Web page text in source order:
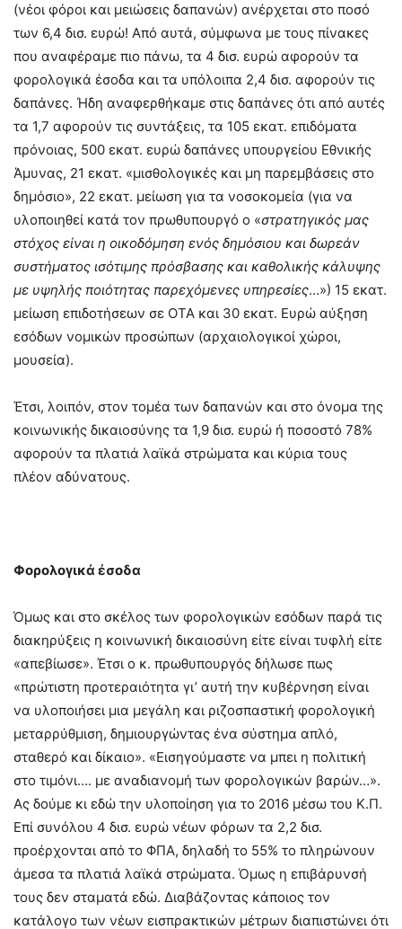
(νέοι φόροι και μειώσεις δαπανών) ανέρχεται στο ποσό
των 6,4 δισ. ευρώ! Από αυτά, σύμφωνα με τους πίνακες
που αναφέραμε πιο πάνω, τα 4 δισ. ευρώ αφορούν τα
φορολογικά έσοδα και τα υπόλοιπα 2,4 δισ. αφορούν τις
δαπάνες. Ήδη αναφερθήκαμε στις δαπάνες ότι από αυτές
τα 1,7 αφορούν τις συντάξεις, τα 105 εκατ. επιδόματα
πρόνοιας, 500 εκατ. ευρώ δαπάνες υπουργείου Εθνικής
Άμυνας, 21 εκατ. «μισθολογικές και μη παρεμβάσεις στο
δημόσιο», 22 εκατ. μείωση για τα νοσοκομεία (για να
υλοποιηθεί κατά τον πρωθυπουργό ο «στρατηγικός μας
στόχος είναι η οικοδόμηση ενός δημόσιου και δωρεάν
συστήματος ισότιμης πρόσβασης και καθολικής κάλυψης
με υψηλής ποιότητας παρεχόμενες υπηρεσίες…») 15 εκατ.
μείωση επιδοτήσεων σε ΟΤΑ και 30 εκατ. Ευρώ αύξηση
εσόδων νομικών προσώπων (αρχαιολογικοί χώροι,
μουσεία).
Έτσι, λοιπόν, στον τομέα των δαπανών και στο όνομα της
κοινωνικής δικαιοσύνης τα 1,9 δισ. ευρώ ή ποσοστό 78%
αφορούν τα πλατιά λαϊκά στρώματα και κύρια τους
πλέον αδύνατους.
Φορολογικά έσοδα
Όμως και στο σκέλος των φορολογικών εσόδων παρά τις
διακηρύξεις η κοινωνική δικαιοσύνη είτε είναι τυφλή είτε
«απεβίωσε». Έτσι ο κ. πρωθυπουργός δήλωσε πως
«πρώτιστη προτεραιότητα γι’ αυτή την κυβέρνηση είναι
να υλοποιήσει μια μεγάλη και ριζοσπαστική φορολογική
μεταρρύθμιση, δημιουργώντας ένα σύστημα απλό,
σταθερό και δίκαιο». «Εισηγούμαστε να μπει η πολιτική
στο τιμόνι…. με αναδιανομή των φορολογικών βαρών…».
Ας δούμε κι εδώ την υλοποίηση για το 2016 μέσω του Κ.Π.
Επί συνόλου 4 δισ. ευρώ νέων φόρων τα 2,2 δισ.
προέρχονται από το ΦΠΑ, δηλαδή το 55% το πληρώνουν
άμεσα τα πλατιά λαϊκά στρώματα. Όμως η επιβάρυνσή
τους δεν σταματά εδώ. Διαβάζοντας κάποιος τον
κατάλογο των νέων εισπρακτικών μέτρων διαπιστώνει ότι